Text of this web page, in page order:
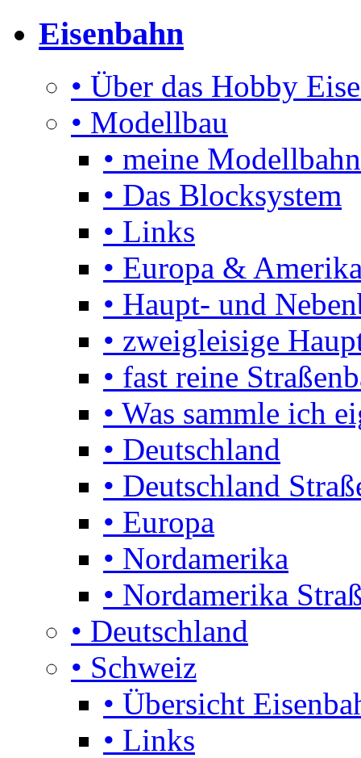
Eisenbahn
• Über das Hobby
• Modellbau
• meine
• Das Blocksystem
• Links
• Europa &
• Haupt- und
• zweigleisige
• fast reine
• Was sammle ich
• Deutschland
• Deutschland
• Europa
• Nordamerika
• Nordamerika
• Deutschland
• Schweiz
• Übersicht
• Links